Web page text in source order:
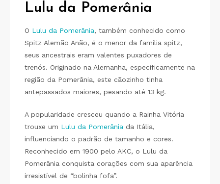
Lulu da Pomerânia
O Lulu da Pomerânia, também conhecido como
Spitz Alemão Anão, é o menor da família spitz,
seus ancestrais eram valentes puxadores de
trenós. Originado na Alemanha, especificamente na
região da Pomerânia, este cãozinho tinha
antepassados maiores, pesando até 13 kg.
A popularidade cresceu quando a Rainha Vitória
trouxe um Lulu da Pomerânia da Itália,
influenciando o padrão de tamanho e cores.
Reconhecido em 1900 pelo AKC, o Lulu da
Pomerânia conquista corações com sua aparência
irresistível de “bolinha fofa”.